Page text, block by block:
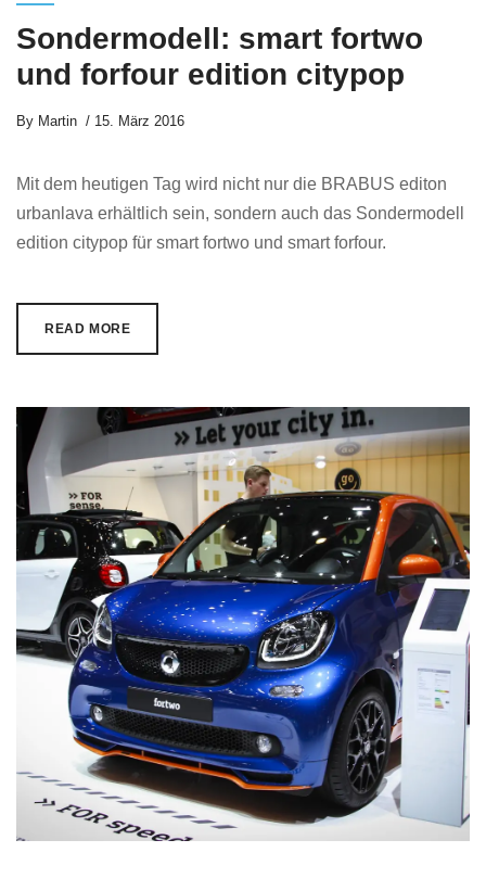
Sondermodell: smart fortwo
und forfour edition citypop
By Martin 15. März 2016
Mit dem heutigen Tag wird nicht nur die BRABUS editon
urbanlava erhältlich sein, sondern auch das Sondermodell
edition citypop für smart fortwo und smart forfour.
READ MORE